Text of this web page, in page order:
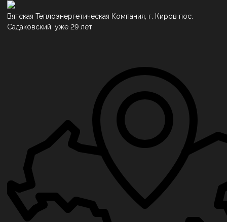
Вятская Теплоэнергетическая Компания, г. Киров пос.
Садаковский. уже 29 лет